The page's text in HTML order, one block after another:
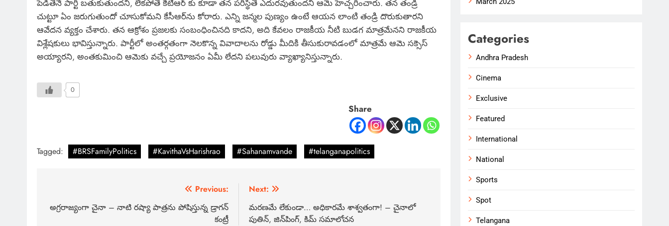
పెడితేనే పార్టీ బతుకుతుందని, లేకపోతే కేటీఆర్ కు కూడా తన పరిస్థితే ఎదురవుతుందని ఆమె హెచ్చరించారు. తన తండ్రి
చుట్టూ ఏం జరుగుతుందో చూసుకోమని కేసీఆర్‌ను కోరారు. ఎన్ని జన్మల పుణ్యం ఉంటే ఆయన లాంటి తండ్రి దొరుకుతారని
ఆవేదన వ్యక్తం చేశారు. తన ఆక్రోశం ప్రజలకు సంబంధించినది కాదని, అది కేవలం రాజకీయ నీటి బుడగ మాత్రమేనని రాజకీయ
విశ్లేషకులు భావిస్తున్నారు. పార్టీలో అంతర్గతంగా నెలకొన్న వివాదాలను రోడ్డు మీదికి తీసుకురావడంలో మాత్రమే ఆమె సక్సెస్
అయ్యారని, అంతకుమించి ఆమెకు వచ్చే ప్రయోజనం ఏమీ లేదని పలువురు వ్యాఖ్యానిస్తున్నారు.
0
Share
Tagged: #BRSFamilyPolitics #KavithaVsHarishrao #Sahanamvande #telanganapolitics
Previous:
అగ్రరాజ్యంగా చైనా – నాటి రష్యా పాత్రను పోషిస్తున్న డ్రాగన్
కంట్రీ
Next:
మరణమే లేకుండా… అధికారమే శాశ్వతంగా! – చైనాలో
పుతిన్‌, జిన్‌పింగ్, కిమ్ సమాలోచన
Categories
Andhra Pradesh
Cinema
Exclusive
Featured
International
National
Sports
Spot
Telangana